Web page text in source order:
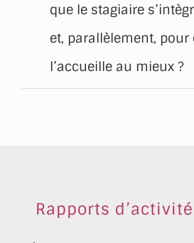
que le stagiaire
et, parallèlement, pour
l’accueille au mieux ?
Rapports